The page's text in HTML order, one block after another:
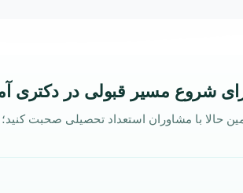
شروع مسیر قبولی در دکتری
حالا با مشاوران استعداد تحصیلی صحبت